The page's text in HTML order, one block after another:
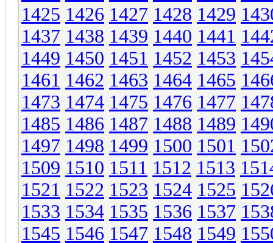
1425 1426 1427 1428 1429
1437 1438 1439 1440 1441
1449 1450 1451 1452 1453
1461 1462 1463 1464 1465
1473 1474 1475 1476 1477
1485 1486 1487 1488 1489
1497 1498 1499 1500 1501
1509 1510 1511 1512 1513
1521 1522 1523 1524 1525
1533 1534 1535 1536 1537
1545 1546 1547 1548 1549